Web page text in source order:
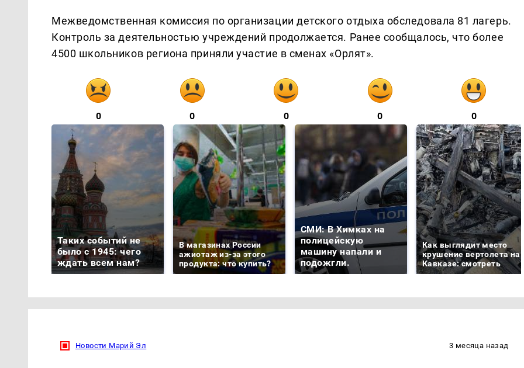
Межведомственная комиссия по организации детского отдыха обследовала 81 лагерь.
Контроль за деятельностью учреждений продолжается. Ранее сообщалось, что более
4500 школьников региона приняли участие в сменах «Орлят».
0 0 0 0 0
Таких событий не
было с 1945: чего
ждать всем нам?
В магазинах России
ажиотаж из-за этого
продукта: что купить?
СМИ: В Химках на
полицейскую
машину напали и
подожгли.
Как выглядит место
крушение вертолета на
Кавказе: смотреть
Новости Марий Эл 3 месяца назад